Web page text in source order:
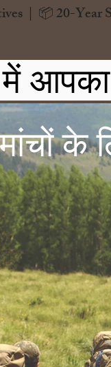
|  📦 20-Year
के